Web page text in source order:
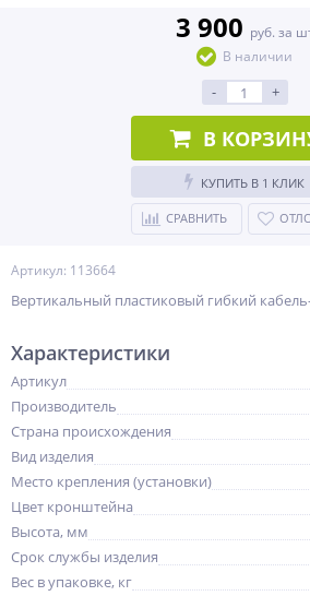
Артикул: 113664
Вертикальный пластиковый гибкий
3 900 руб. за
В наличии
- +
В
КУПИТЬ В 1 КЛИК
СРАВНИТЬ
Характеристики
Артикул
Производитель
Страна происхождения
Вид изделия
Место крепления (установки)
Цвет кронштейна
Высота, мм
Срок службы изделия
Вес в упаковке, кг